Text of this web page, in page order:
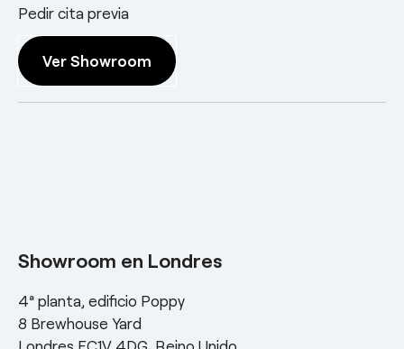
Pedir cita previa
Ver Showroom
Showroom en Londres
4ª planta, edificio Poppy
8 Brewhouse Yard
Londres EC1V 4DG, Reino Unido